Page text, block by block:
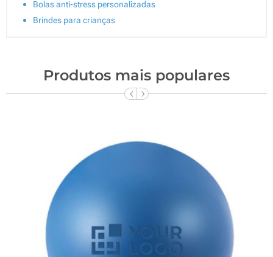
Bolas anti-stress personalizadas
Brindes para crianças
Produtos mais populares